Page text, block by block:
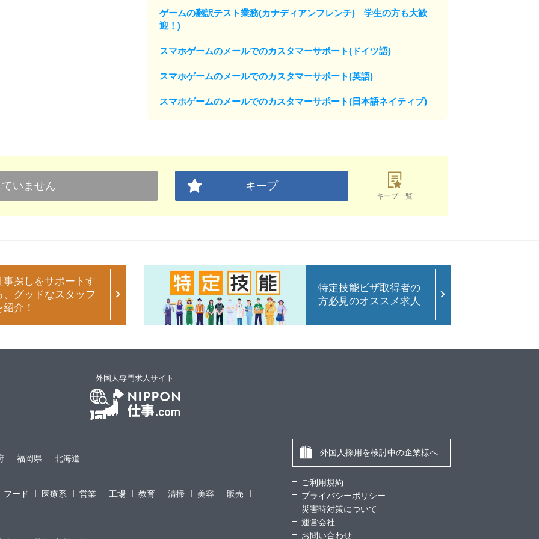
ゲームの翻訳テスト業務(カナディアンフレンチ) 学生の方も大歓
迎！)
スマホゲームのメールでのカスタマーサポート(ドイツ語)
スマホゲームのメールでのカスタマーサポート(英語)
スマホゲームのメールでのカスタマーサポート(日本語ネイティブ)
いません キープ
キープ一覧
事探しをサポートす
、グッドなスタッフ
紹介！
特定技能ビザ取得者の
方必見のオススメ求人
外国人専門求人サイト
福岡県 北海道
フード 医療系 営業 工場 教育 清掃 美容 販売
外国人採用を検討中の企業様へ
ご利用規約
プライバシーポリシー
災害時対策について
運営会社
お問い合わせ